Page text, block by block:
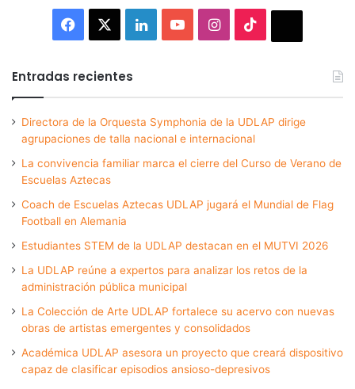
Facebook LinkedInYouTubeInstagram
Entradas recientes
Directora de la Orquesta Symphonia de la UDLAP dirige
agrupaciones de talla nacional e internacional
La convivencia familiar marca el cierre del Curso de Verano de
Escuelas Aztecas
Coach de Escuelas Aztecas UDLAP jugará el Mundial de Flag
Football en Alemania
Estudiantes STEM de la UDLAP destacan en el MUTVI 2026
La UDLAP reúne a expertos para analizar los retos de la
administración pública municipal
La Colección de Arte UDLAP fortalece su acervo con nuevas
obras de artistas emergentes y consolidados
Académica UDLAP asesora un proyecto que creará dispositivo
capaz de clasificar episodios ansioso-depresivos